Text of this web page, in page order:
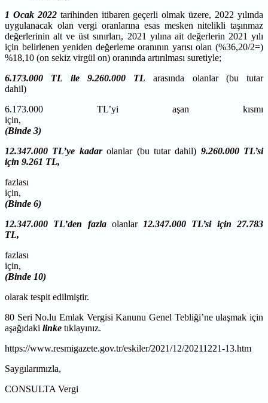
1 Ocak 2022tarihinden itibaren geçerli olmak üzere, 2022 yılında
uygulanacak olan vergi oranlarına esas mesken nitelikli taşınmaz
değerlerinin alt ve üst sınırları, 2021 yılına ait değerlerin 2021 yılı
için belirlenen yeniden değerleme oranının yarısı olan (%36,20/2=)
%18,10 (on sekiz virgül on) oranında artırılması suretiyle;
6.173.000 TL ile 9.260.000 TL arasında olanlar (bu tutar
dahil)
6.173.000 TL’yi aşan kısmı
(Binde 3)
12.347.000 TL’ye kadarolanlar (bu tutar dahil) 9.260.000 TL’si
için 9.261 TL,
fazlası
(Binde 6)
12.347.000 TL’den fazlaolanlar 12.347.000 TL’si için 27.783
TL,
fazlası
(Binde 10)
olarak tespit edilmiştir.
80 Seri No.lu Emlak Vergisi Kanunu Genel Tebliği’ne ulaşmak için
aşağıdaki linke tıklayınız.
https://www.resmigazete.gov.tr/eskiler/2021/12/20211221-13.htm
Saygılarımızla,
CONSULTA Vergi